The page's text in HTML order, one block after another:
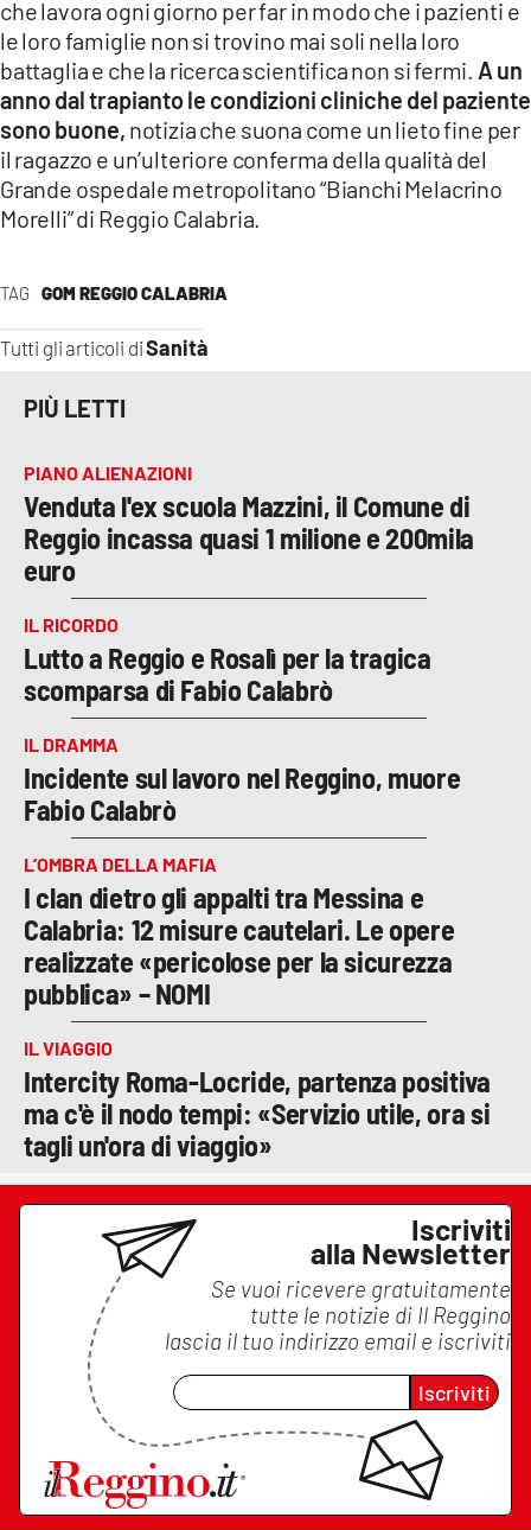
TAG GOM REGGIO CALABRIA
Tutti gli articoli diSanità
che lavora ogni giorno per far in modo che i pazienti e
le loro famiglie non si trovino mai soli nella loro
battaglia e che la ricerca scientifica non si fermi. A un
anno dal trapianto le condizioni cliniche del paziente
sono buone, notizia che suona come un lieto fine per
il ragazzo e un’ulteriore conferma della qualità del
Grande ospedale metropolitano “Bianchi Melacrino
Morelli” di Reggio Calabria.
PIÙ LETTI
PIANO ALIENAZIONI
Venduta l'ex scuola Mazzini, il Comune di
Reggio incassa quasi 1 milione e 200mila
euro
IL RICORDO
Lutto a Reggio e Rosalì per la tragica
scomparsa di Fabio Calabrò
IL DRAMMA
Incidente sul lavoro nel Reggino, muore
Fabio Calabrò
L’OMBRA DELLA MAFIA
I clan dietro gli appalti tra Messina e
Calabria: 12 misure cautelari. Le opere
realizzate «pericolose per la sicurezza
pubblica» – NOMI
IL VIAGGIO
Intercity Roma-Locride, partenza positiva
ma c'è il nodo tempi: «Servizio utile, ora si
tagli un'ora di viaggio»
Iscriviti
alla Newsletter
Se vuoi ricevere gratuitamente
tutte le notizie di Il Reggino
lascia il tuo indirizzo email e iscriviti
Iscriviti